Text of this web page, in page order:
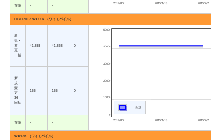
2014/8/7 2015/1/18 2015/7/2
在庫 × ×
LIBERIO 2 WX11K （ワイモバイル）
新
規・
変
更・
一括
41,868 41,868 0
2014/8/7 2015/1/18 2015/7/2
0
10000
20000
30000
40000
50000
新規
新
規・
変
更・
36
回払
155 155 0
在庫 × ×
WX12K （ワイモバイル）